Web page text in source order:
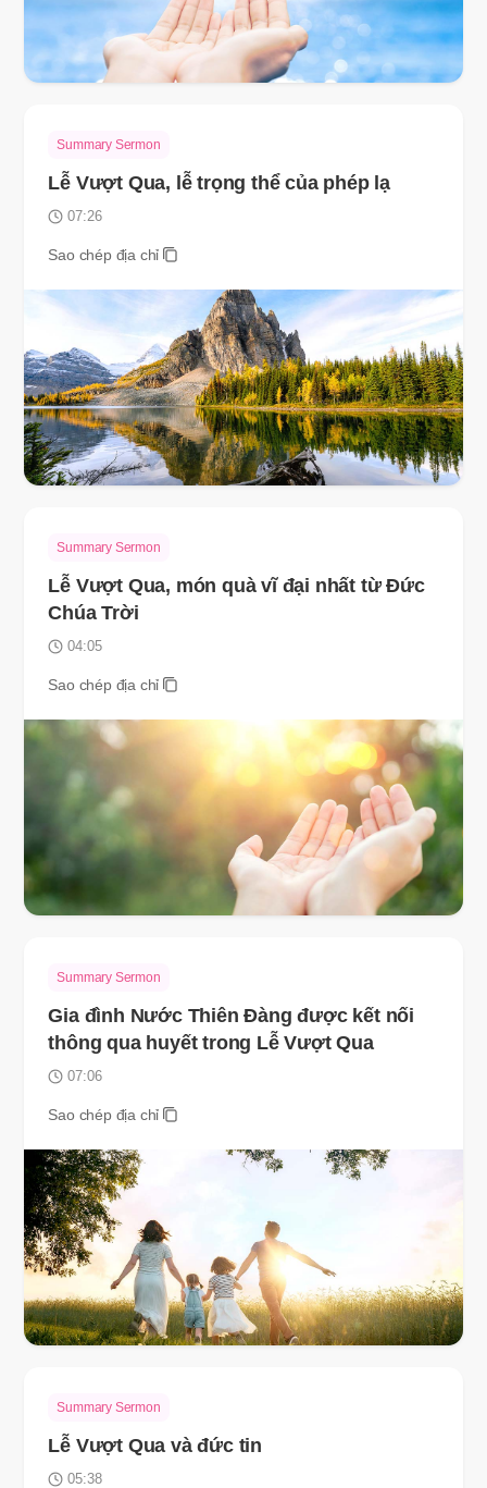
Summary Sermon
Lễ Vượt Qua, lễ trọng thể của phép lạ
07:26
Sao chép địa chỉ
Summary Sermon
Lễ Vượt Qua, món quà vĩ đại nhất từ Đức
Chúa Trời
04:05
Sao chép địa chỉ
Summary Sermon
Gia đình Nước Thiên Đàng được kết nối
thông qua huyết trong Lễ Vượt Qua
07:06
Sao chép địa chỉ
Summary Sermon
Lễ Vượt Qua và đức tin
05:38